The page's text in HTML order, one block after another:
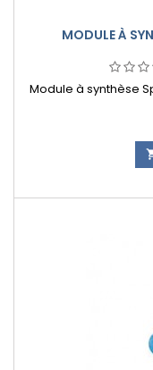
MODULE À
Module à synthèse